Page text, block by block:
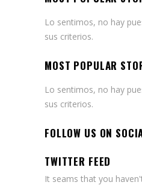
Lo sentimos, no hay
sus criterios.
MOST POPULAR
Lo sentimos, no hay
sus criterios.
FOLLOW US ON
TWITTER FEED
It seams that you